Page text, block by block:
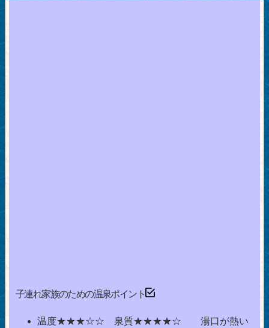
子連れ家族のための温泉ポイント
温度★★★☆☆ 泉質★★★★☆ 湯口が熱い